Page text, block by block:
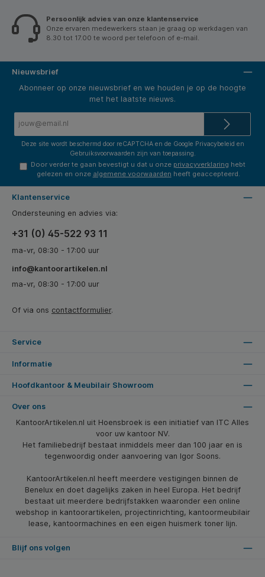
Persoonlijk advies van onze klantenservice
Onze ervaren medewerkers staan je graag op werkdagen van
8.30 tot 17.00 te woord per telefoon of e-mail.
Nieuwsbrief
Abonneer op onze nieuwsbrief en we houden je op de hoogte
met het laatste nieuws.
Deze site wordt beschermd door reCAPTCHA en de Google Privacybeleid en
Gebruiksvoorwaarden zijn van toepassing.
Door verder te gaan bevestigt u dat u onze privacyverklaring hebt
gelezen en onze algemene voorwaarden heeft geaccepteerd.
Klantenservice
Ondersteuning en advies via:
+31 (0) 45-522 93 11
ma-vr, 08:30 - 17:00 uur
info@kantoorartikelen.nl
ma-vr, 08:30 - 17:00 uur
Of via ons contactformulier.
Service
Informatie
Hoofdkantoor & Meubilair Showroom
Over ons
KantoorArtikelen.nl uit Hoensbroek is een initiatief van ITC Alles
voor uw kantoor NV.
Het familiebedrijf bestaat inmiddels meer dan 100 jaar en is
tegenwoordig onder aanvoering van Igor Soons.
KantoorArtikelen.nl heeft meerdere vestigingen binnen de
Benelux en doet dagelijks zaken in heel Europa. Het bedrijf
bestaat uit meerdere bedrijfstakken waaronder een online
webshop in kantoorartikelen, projectinrichting, kantoormeubilair
lease, kantoormachines en een eigen huismerk toner lijn.
Blijf ons volgen